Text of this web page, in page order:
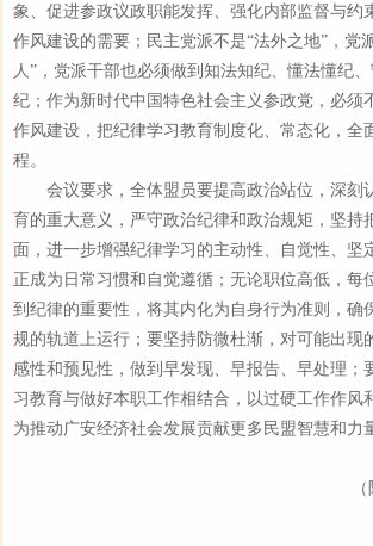
象、促进参政议政职能发挥、强化内部监督与约
作风建设的需要；民主党派不是“法外之地”，党
人”，党派干部也必须做到知法知纪、懂法懂纪
纪；作为新时代中国特色社会主义参政党，必须
作风建设，把纪律学习教育制度化、常态化，全
程。
会议要求，全体盟员要提高政治站位，深刻
育的重大意义，严守政治纪律和政治规矩，坚持
面，进一步增强纪律学习的主动性、自觉性、坚
正成为日常习惯和自觉遵循；无论职位高低，每
到纪律的重要性，将其内化为自身行为准则，确
规的轨道上运行；要坚持防微杜渐，对可能出现
感性和预见性，做到早发现、早报告、早处理；
习教育与做好本职工作相结合，以过硬工作作风
为推动广安经济社会发展贡献更多民盟智慧和力